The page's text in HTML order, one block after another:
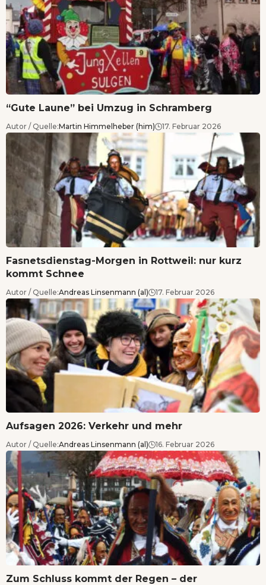
“Gute Laune” bei Umzug in Schramberg
Autor / Quelle:Martin Himmelheber (him) 17. Februar 2026
Fasnetsdienstag-Morgen in Rottweil: nur kurz
kommt Schnee
Autor / Quelle:Andreas Linsenmann (al) 17. Februar 2026
Aufsagen 2026: Verkehr und mehr
Autor / Quelle:Andreas Linsenmann (al) 16. Februar 2026
Zum Schluss kommt der Regen – der